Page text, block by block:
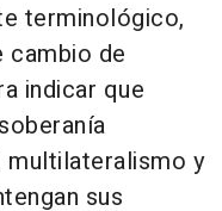
terminológico,
cambio de
indicar que
multilateralismo y
sus